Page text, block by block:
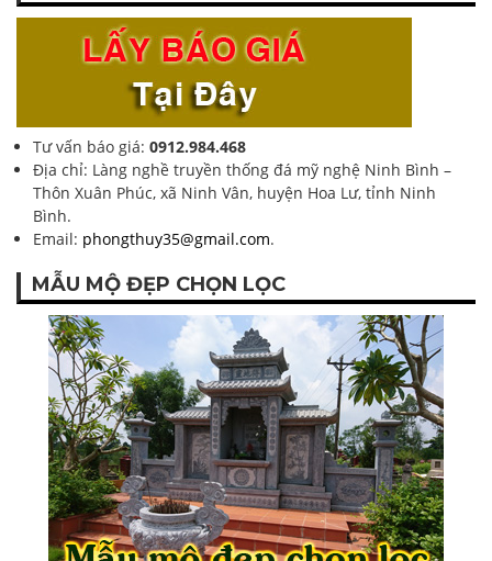
Tư vấn báo giá: 0912.984.468
Địa chỉ: Làng nghề truyền thống đá mỹ nghệ Ninh Bình –
Thôn Xuân Phúc, xã Ninh Vân, huyện Hoa Lư, tỉnh Ninh
Bình.
Email: phongthuy35@gmail.com.
MẪU MỘ ĐẸP CHỌN LỌC